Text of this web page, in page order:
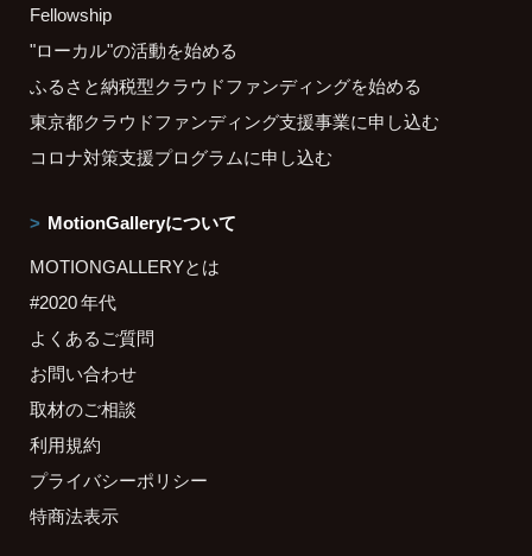
Fellowship
"ローカル"の活動を始める
ふるさと納税型クラウドファンディングを始める
東京都クラウドファンディング支援事業に申し込む
コロナ対策支援プログラムに申し込む
MotionGalleryについて
MOTIONGALLERYとは
#2020 年代
よくあるご質問
お問い合わせ
取材のご相談
利用規約
プライバシーポリシー
特商法表示